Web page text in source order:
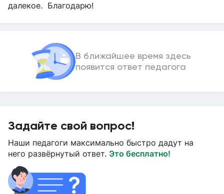
далекое. Благодарю!
В ближайшее время здесь
появится ответ педагога
Задайте свой вопрос!
Наши педагоги максимально быстро дадут на
него развёрнутый ответ. Это бесплатно!